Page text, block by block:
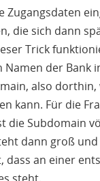
die sich dann
Trick
der Bank
also dorthin,
kann. Für die
die Subdomain
dann groß
dass an einer